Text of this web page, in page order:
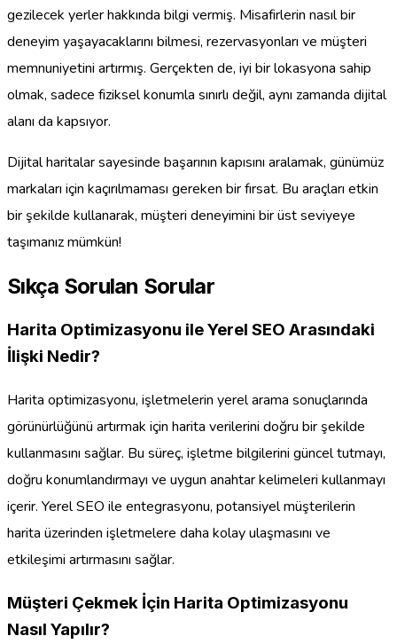
gezilecek yerler hakkında bilgi vermiş. Misafirlerin nasıl bir
deneyim yaşayacaklarını bilmesi, rezervasyonları ve müşteri
memnuniyetini artırmış. Gerçekten de, iyi bir lokasyona sahip
olmak, sadece fiziksel konumla sınırlı değil, aynı zamanda dijital
alanı da kapsıyor.
Dijital haritalar sayesinde başarının kapısını aralamak, günümüz
markaları için kaçırılmaması gereken bir fırsat. Bu araçları etkin
bir şekilde kullanarak, müşteri deneyimini bir üst seviyeye
taşımanız mümkün!
Sıkça Sorulan Sorular
Harita Optimizasyonu ile Yerel SEO Arasındaki
İlişki Nedir?
Harita optimizasyonu, işletmelerin yerel arama sonuçlarında
görünürlüğünü artırmak için harita verilerini doğru bir şekilde
kullanmasını sağlar. Bu süreç, işletme bilgilerini güncel tutmayı,
doğru konumlandırmayı ve uygun anahtar kelimeleri kullanmayı
içerir. Yerel SEO ile entegrasyonu, potansiyel müşterilerin
harita üzerinden işletmelere daha kolay ulaşmasını ve
etkileşimi artırmasını sağlar.
Müşteri Çekmek İçin Harita Optimizasyonu
Nasıl Yapılır?